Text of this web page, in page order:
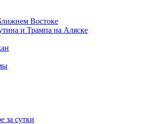
Востоке
и Трампа на Аляске
за сутки